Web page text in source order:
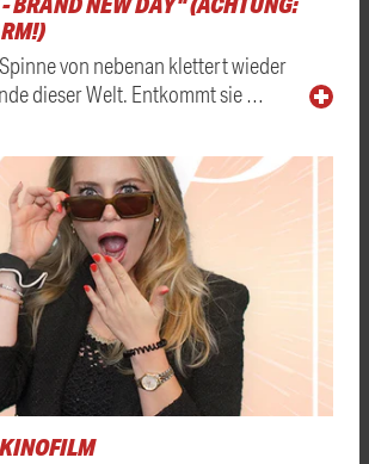
von nebenan klettert wieder
dieser Welt. Entkommt sie …